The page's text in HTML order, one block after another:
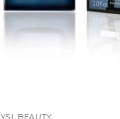
YSL BEAUTY